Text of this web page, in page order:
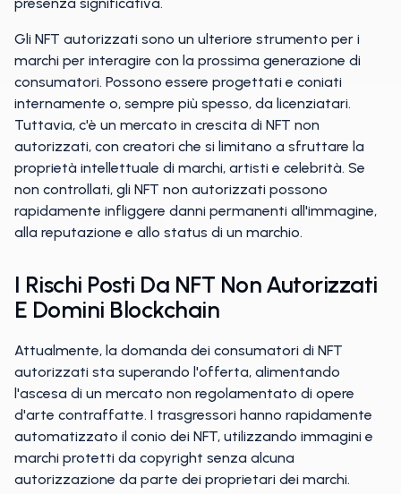
Gli NFT autorizzati sono un ulteriore strumento per i
marchi per interagire con la prossima generazione di
consumatori. Possono essere progettati e coniati
internamente o, sempre più spesso, da licenziatari.
Tuttavia, c'è un mercato in crescita di NFT non
autorizzati, con creatori che si limitano a sfruttare la
proprietà intellettuale di marchi, artisti e celebrità. Se
non controllati, gli NFT non autorizzati possono
rapidamente infliggere danni permanenti all'immagine,
alla reputazione e allo status di un marchio.
I Rischi Posti Da NFT Non Autorizzati
E Domini Blockchain
Attualmente, la domanda dei consumatori di NFT
autorizzati sta superando l'offerta, alimentando
l'ascesa di un mercato non regolamentato di opere
d'arte contraffatte. I trasgressori hanno rapidamente
automatizzato il conio dei NFT, utilizzando immagini e
marchi protetti da copyright senza alcuna
autorizzazione da parte dei proprietari dei marchi.